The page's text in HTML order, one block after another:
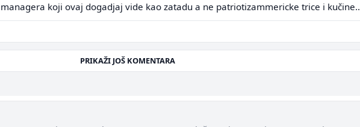
koji ovaj dogadjaj vide kao zatadu a ne patriotizammericke trice i kučine..
PRIKAŽI JOŠ KOMENTARA